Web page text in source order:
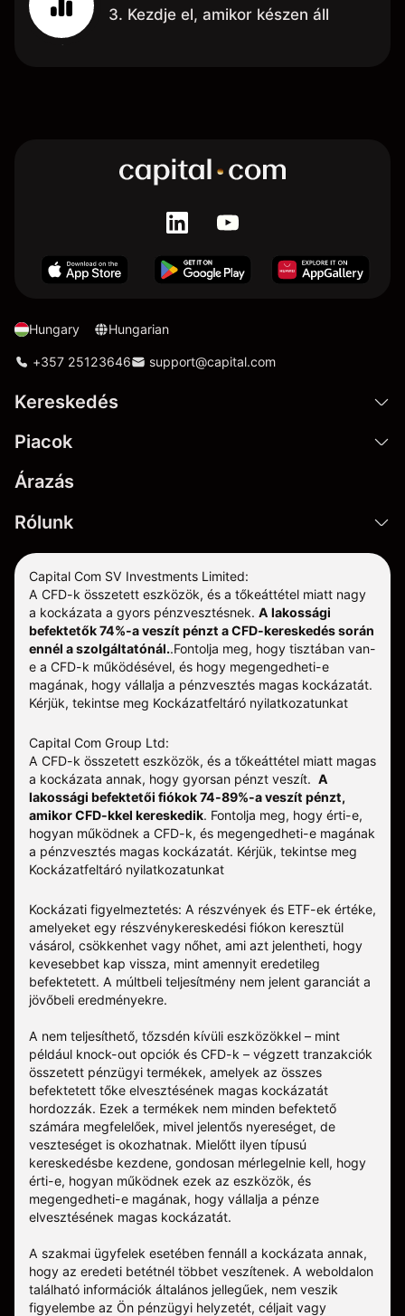
3. Kezdje el, amikor készen áll
Hungary Hungarian
+357 25123646 support@capital.com
Kereskedés
Piacok
Árazás
Rólunk
Capital Com SV Investments Limited:
A CFD-k összetett eszközök, és a tőkeáttétel miatt nagy
a kockázata a gyors pénzvesztésnek. A lakossági
befektetők 74%-a veszít pénzt a CFD-kereskedés során
ennél a szolgáltatónál..Fontolja meg, hogy tisztában van-
e a CFD-k működésével, és hogy megengedheti-e
magának, hogy vállalja a pénzvesztés magas kockázatát.
Kérjük, tekintse meg Kockázatfeltáró nyilatkozatunkat
Capital Com Group Ltd:
A CFD-k összetett eszközök, és a tőkeáttétel miatt magas
a kockázata annak, hogy gyorsan pénzt veszít. A
lakossági befektetői fiókok 74-89%-a veszít pénzt,
amikor CFD-kkel kereskedik. Fontolja meg, hogy érti-e,
hogyan működnek a CFD-k, és megengedheti-e magának
a pénzvesztés magas kockázatát. Kérjük, tekintse meg
Kockázatfeltáró nyilatkozatunkat
Kockázati figyelmeztetés: A részvények és ETF-ek értéke,
amelyeket egy részvénykereskedési fiókon keresztül
vásárol, csökkenhet vagy nőhet, ami azt jelentheti, hogy
kevesebbet kap vissza, mint amennyit eredetileg
befektetett. A múltbeli teljesítmény nem jelent garanciát a
jövőbeli eredményekre.
A nem teljesíthető, tőzsdén kívüli eszközökkel – mint
például knock-out opciók és CFD-k – végzett tranzakciók
összetett pénzügyi termékek, amelyek az összes
befektetett tőke elvesztésének magas kockázatát
hordozzák. Ezek a termékek nem minden befektető
számára megfelelőek, mivel jelentős nyereséget, de
veszteséget is okozhatnak. Mielőtt ilyen típusú
kereskedésbe kezdene, gondosan mérlegelnie kell, hogy
érti-e, hogyan működnek ezek az eszközök, és
megengedheti-e magának, hogy vállalja a pénze
elvesztésének magas kockázatát.
A szakmai ügyfelek esetében fennáll a kockázata annak,
hogy az eredeti betétnél többet veszítenek. A weboldalon
található információk általános jellegűek, nem veszik
figyelembe az Ön pénzügyi helyzetét, céljait vagy